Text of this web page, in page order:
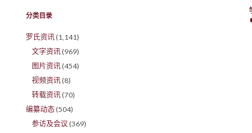
分类目录
罗氏资讯 (1,141)
文字资讯 (969)
图片资讯 (454)
视频资讯 (8)
转载资讯 (70)
编纂动态 (504)
参访及会议 (369)